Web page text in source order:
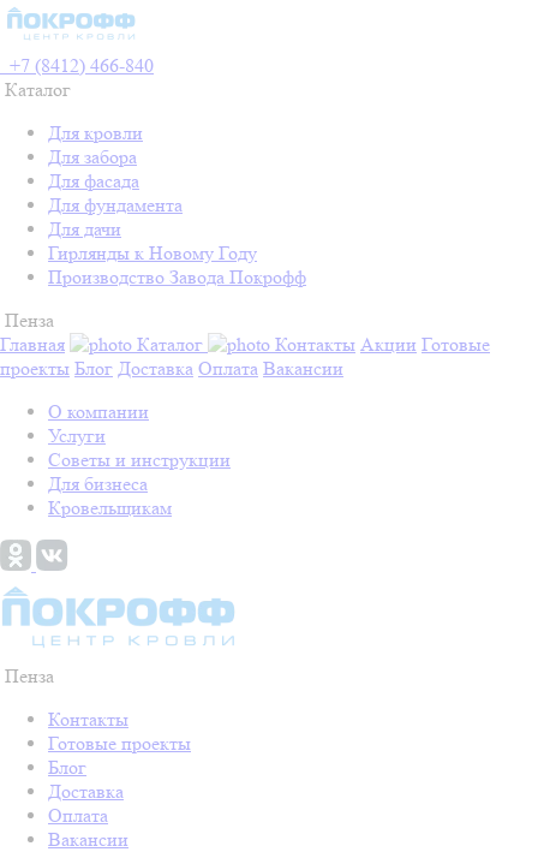
+7 (8412) 466-840
Каталог
Для кровли
Для забора
Для фасада
Для фундамента
Для дачи
Гирлянды к Новому Году
Производство Завода Покрофф
Пенза
Главная
Каталог Контакты Акции Готовые
проекты Блог Доставка Оплата Вакансии
О компании
Услуги
Советы и инструкции
Для бизнеса
Кровельщикам
Пенза
Контакты
Готовые проекты
Блог
Доставка
Оплата
Вакансии